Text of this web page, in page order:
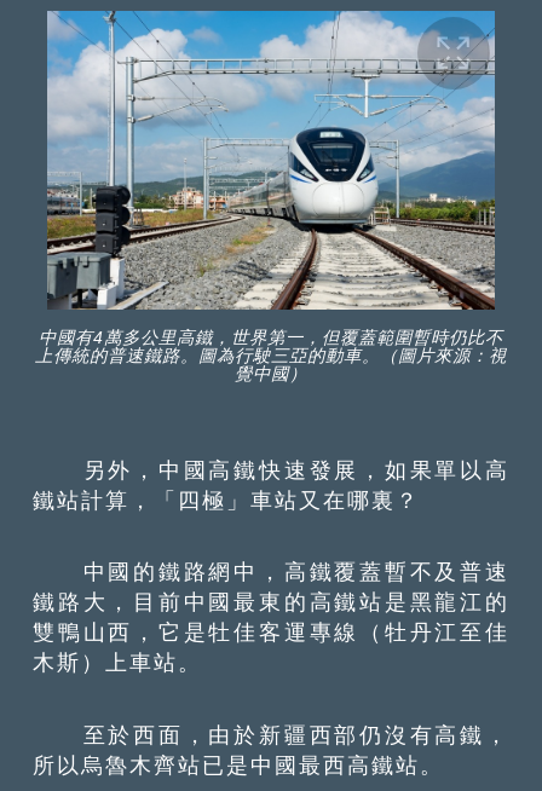
中國有4萬多公里高鐵，世界第一，但覆蓋範圍暫時仍比不
上傳統的普速鐵路。圖為行駛三亞的動車。（圖片來源：視
覺中國）
另外，中國高鐵快速發展，如果單以高
鐵站計算，「四極」車站又在哪裏？
中國的鐵路網中，高鐵覆蓋暫不及普速
鐵路大，目前中國最東的高鐵站是黑龍江的
雙鴨山西，它是牡佳客運專線（牡丹江至佳
木斯）上車站。
至於西面，由於新疆西部仍沒有高鐵，
所以烏魯木齊站已是中國最西高鐵站。